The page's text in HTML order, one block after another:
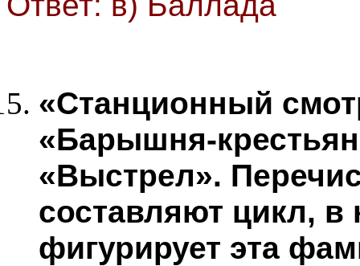
«Станционный
«Барышня-
«Выстрел».
составляют цикл, в
фигурирует эта